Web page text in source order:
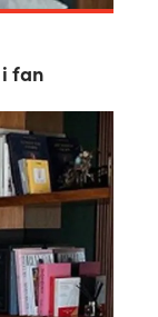
fan